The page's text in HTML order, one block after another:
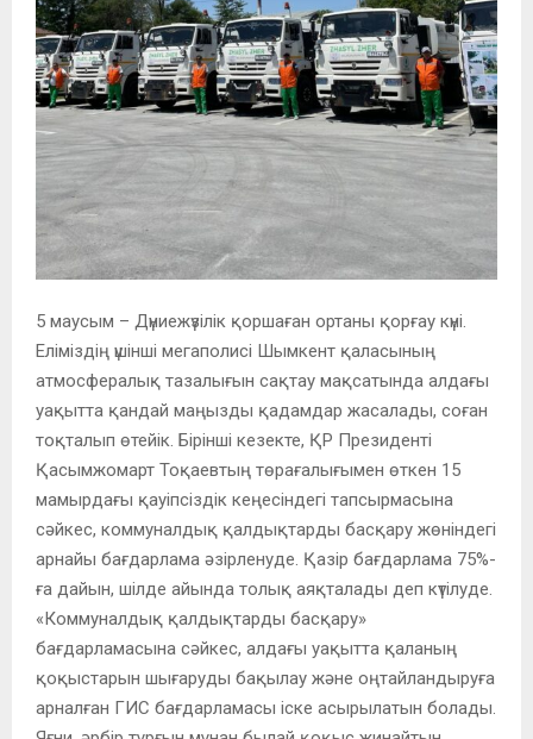
5 маусым – Дүниежүзілік қоршаған ортаны қорғау күні.
Еліміздің үшінші мегаполисі Шымкент қаласының
атмосфералық тазалығын сақтау мақсатында алдағы
уақытта қандай маңызды қадамдар жасалады, соған
тоқталып өтейік. Бірінші кезекте, ҚР Президенті
Қасымжомарт Тоқаевтың төрағалығымен өткен 15
мамырдағы қауіпсіздік кеңесіндегі тапсырмасына
сәйкес, коммуналдық қалдықтарды басқару жөніндегі
арнайы бағдарлама әзірленуде. Қазір бағдарлама 75%-
ға дайын, шілде айында толық аяқталады деп күтілуде.
«Коммуналдық қалдықтарды басқару»
бағдарламасына сәйкес, алдағы уақытта қаланың
қоқыстарын шығаруды бақылау және оңтайландыруға
арналған ГИС бағдарламасы іске асырылатын болады.